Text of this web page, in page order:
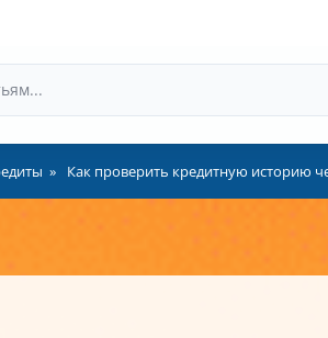
Как проверить кредитную историю